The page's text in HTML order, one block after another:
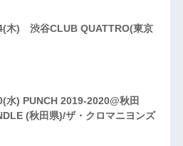
木) 渋谷CLUB QUATTRO(東京
水) PUNCH 2019-2020@秋田
(秋田県)/ザ・クロマニヨンズ